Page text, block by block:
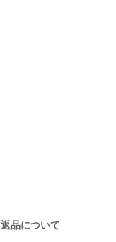
返品について